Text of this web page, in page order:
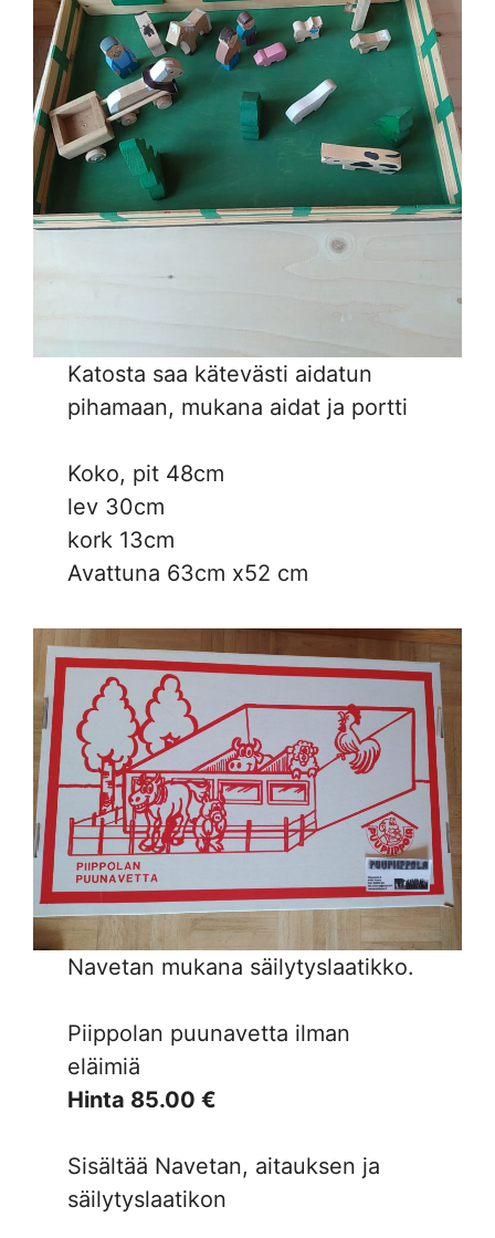
Katosta saa kätevästi aidatun
pihamaan, mukana aidat ja portti
Koko, pit 48cm
lev 30cm
kork 13cm
Avattuna 63cm x52 cm
Navetan mukana säilytyslaatikko.
Piippolan puunavetta ilman
eläimiä
Hinta 85.00 €
Sisältää Navetan, aitauksen ja
säilytyslaatikon